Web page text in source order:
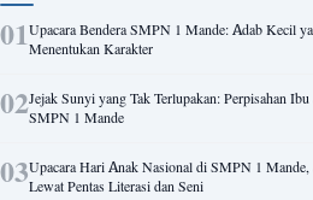
Upacara Bendera SMPN 1 Mande: Adab Kecil
Menentukan Karakter
Jejak Sunyi yang Tak Terlupakan: Perpisahan
SMPN 1 Mande
Upacara Hari Anak Nasional di SMPN 1
Lewat Pentas Literasi dan Seni